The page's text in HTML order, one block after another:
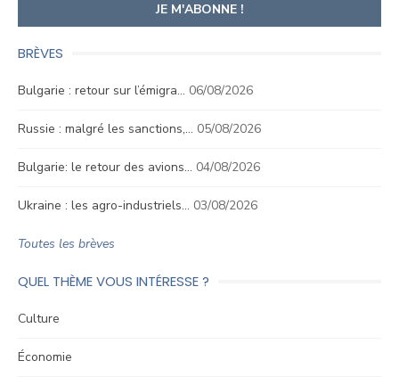
BRÈVES
Bulgarie : retour sur l’émigra… 06/08/2026
Russie : malgré les sanctions,… 05/08/2026
Bulgarie: le retour des avions… 04/08/2026
Ukraine : les agro-industriels… 03/08/2026
Toutes les brèves
QUEL THÈME VOUS INTÉRESSE ?
Culture
Économie